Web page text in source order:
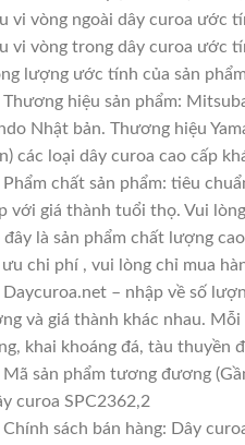
vi vòng ngoài dây curoa ước
vi vòng trong dây curoa ước
lượng ước tính của sản
hiệu sản phẩm:
Nhật bản. Thương hiệu
các loại dây curoa cao cấp
chất sản phẩm: tiêu
với giá thành tuổi thọ. Vui
đây là sản phẩm chất lượng
chi phí , vui lòng chỉ mua
– nhập về số
và giá thành khác nhau.
khai khoáng đá, tàu thuyền
sản phẩm tương đương
curoa SPC2362,2
sách bán hàng: Dây